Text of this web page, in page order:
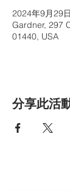
2024年9月29
Gardner, 297
01440, USA
分享此活